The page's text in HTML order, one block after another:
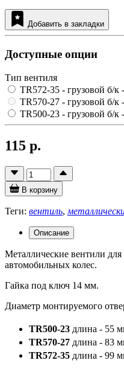
Добавить в закладки
Доступные опции
Тип вентиля
TR572-35 - грузовой б/к
TR570-27 - грузовой б/к
TR500-23 - грузовой б/к
115 р.
В корзину
Теги: вентиль,
Описание
Металлические вентили
автомобильных колес.
Гайка под ключ 14 мм.
Диаметр монтируемого
TR500-23 длина - 55
TR570-27 длина - 83
TR572-35 длина - 99